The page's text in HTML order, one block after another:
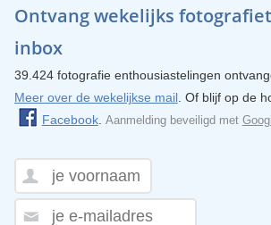
Ontvang wekelijks
inbox
39.424 fotografie enthousiastelingen
Meer over de wekelijkse mail. Of blijf op de
Facebook. Aanmelding beveiligd met